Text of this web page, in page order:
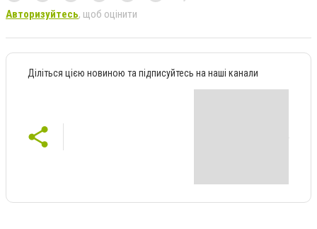
Авторизуйтесь, щоб оцінити
Діліться цією новиною та підписуйтесь на наші канали